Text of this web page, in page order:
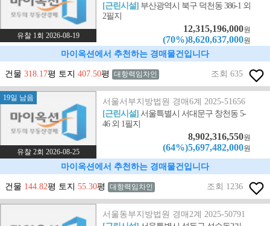
유찰 1회 2026-08-19
[근린시설] 부산광역시 북구 덕천동 386-1 외
2필지
12,315,196,000원
(70%)8,620,637,000원
마이옥션에서 추천하는 경매물건입니다
건물 318.17평 토지 407.50평 대항력임차인 조회 635
19일 남음
유찰 2회 2026-08-25
서울서부지방법원 경매6계 2025-51656
[근린시설]서울특별시 서대문구 창천동 5-
46 외 1필지
8,902,316,550원
(64%)5,697,482,000원
마이옥션에서 추천하는 경매물건입니다
건물 144.82평 토지 55.30평 대항력임차인 조회 1236
서울동부지방법원 경매2계 2025-50791